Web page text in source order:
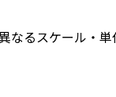
なるスケール・